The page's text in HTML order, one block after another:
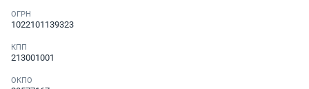
ОГРН
1022101139323
КПП
213001001
ОКПО